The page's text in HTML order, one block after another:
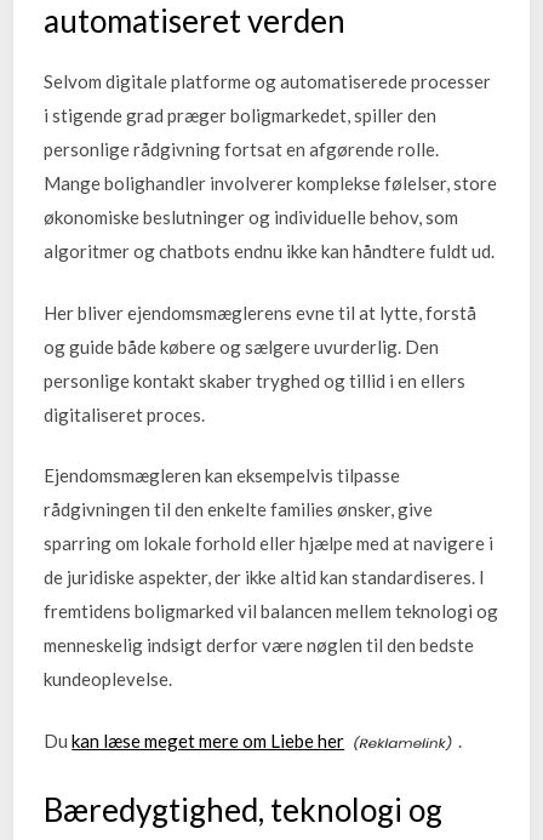
automatiseret verden
Selvom digitale platforme og automatiserede processer
i stigende grad præger boligmarkedet, spiller den
personlige rådgivning fortsat en afgørende rolle.
Mange bolighandler involverer komplekse følelser, store
økonomiske beslutninger og individuelle behov, som
algoritmer og chatbots endnu ikke kan håndtere fuldt ud.
Her bliver ejendomsmæglerens evne til at lytte, forstå
og guide både købere og sælgere uvurderlig. Den
personlige kontakt skaber tryghed og tillid i en ellers
digitaliseret proces.
Ejendomsmægleren kan eksempelvis tilpasse
rådgivningen til den enkelte families ønsker, give
sparring om lokale forhold eller hjælpe med at navigere i
de juridiske aspekter, der ikke altid kan standardiseres. I
fremtidens boligmarked vil balancen mellem teknologi og
menneskelig indsigt derfor være nøglen til den bedste
kundeoplevelse.
Dukan læse meget mere om Liebe her .
Bæredygtighed, teknologi og